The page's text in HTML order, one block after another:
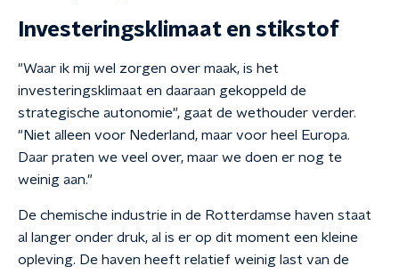
Investeringsklimaat en stikstof
"Waar ik mij wel zorgen over maak, is het
investeringsklimaat en daaraan gekoppeld de
strategische autonomie", gaat de wethouder verder.
"Niet alleen voor Nederland, maar voor heel Europa.
Daar praten we veel over, maar we doen er nog te
weinig aan."
De chemische industrie in de Rotterdamse haven staat
al langer onder druk, al is er op dit moment een kleine
opleving. De haven heeft relatief weinig last van de